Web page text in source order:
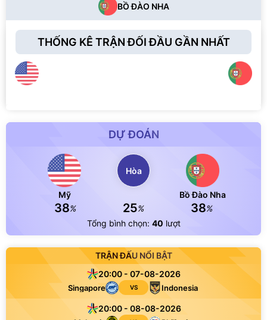
BỒ ĐÀO NHA
THỐNG KÊ TRẬN ĐỐI ĐẦU GẦN NHẤT
DỰ ĐOÁN
Mỹ
Hòa
Bồ Đào Nha
38% 25% 38%
Tổng bình chọn: 40 lượt
TRẬN ĐẤU NỔI BẬT
20:00 - 07-08-2026
Singapore VS Indonesia
20:00 - 08-08-2026